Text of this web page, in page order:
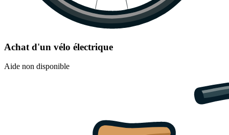
Achat d'un vélo électrique
Aide non disponible